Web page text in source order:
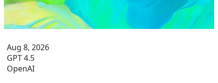
Aug 8, 2026
GPT 4.5
OpenAI